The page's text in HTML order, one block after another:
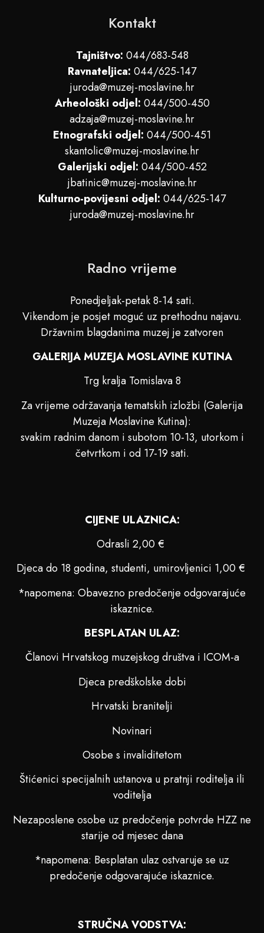
Kontakt
Tajništvo: 044/683-548
Ravnateljica: 044/625-147
juroda@muzej-moslavine.hr
Arheološki odjel: 044/500-450
adzaja@muzej-moslavine.hr
Etnografski odjel: 044/500-451
skantolic@muzej-moslavine.hr
Galerijski odjel: 044/500-452
jbatinic@muzej-moslavine.hr
Kulturno-povijesni odjel: 044/625-147
juroda@muzej-moslavine.hr
Radno vrijeme
Ponedjeljak-petak 8-14 sati.
Vikendom je posjet moguć uz prethodnu najavu.
Državnim blagdanima muzej je zatvoren
GALERIJA MUZEJA MOSLAVINE KUTINA
Trg kralja Tomislava 8
Za vrijeme održavanja tematskih izložbi (Galerija
Muzeja Moslavine Kutina):
svakim radnim danom i subotom 10-13, utorkom i
četvrtkom i od 17-19 sati.
CIJENE ULAZNICA:
Odrasli 2,00 €
Djeca do 18 godina, studenti, umirovljenici 1,00 €
*napomena: Obavezno predočenje odgovarajuće
iskaznice.
BESPLATAN ULAZ:
Članovi Hrvatskog muzejskog društva i ICOM-a
Djeca predškolske dobi
Hrvatski branitelji
Novinari
Osobe s invaliditetom
Štićenici specijalnih ustanova u pratnji roditelja ili
voditelja
Nezaposlene osobe uz predočenje potvrde HZZ ne
starije od mjesec dana
*napomena: Besplatan ulaz ostvaruje se uz
predočenje odgovarajuće iskaznice.
STRUČNA VODSTVA: